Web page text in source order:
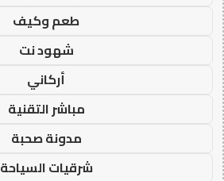
طعم وكيف
شهود نت
أركاني
مباشر التقنية
مدونة صحبة
شرقيات السياحة